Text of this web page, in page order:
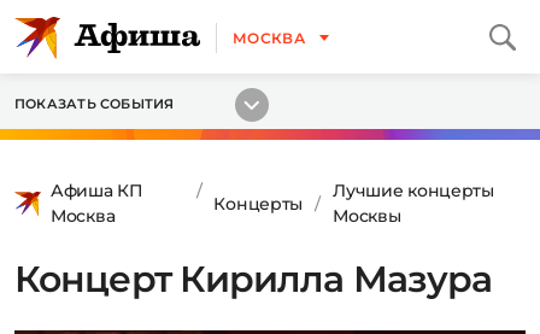
МОСКВА
ПОКАЗАТЬ СОБЫТИЯ
Афиша КП
Москва
Концерты
Лучшие концерты
Москвы
Концерт Кирилла Мазура